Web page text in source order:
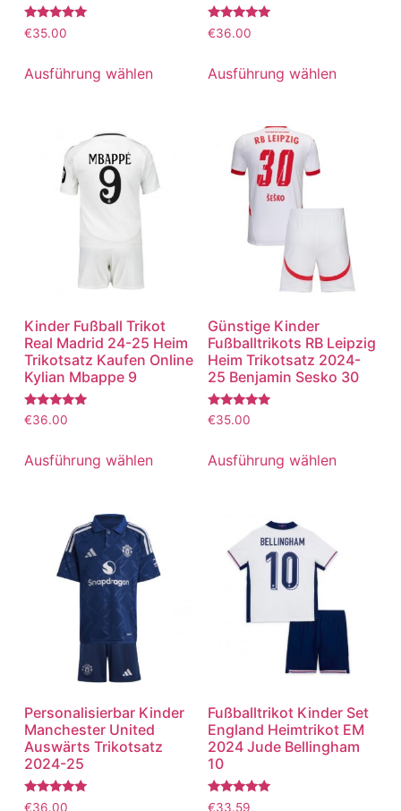
Bewertet
mit
€35.00
Ausführung wählen
Bewertet
mit
€36.00
Ausführung wählen
Kinder Fußball Trikot
Real Madrid 24-25 Heim
Trikotsatz Kaufen Online
Kylian Mbappe 9
Bewertet
mit
von 5
€36.00
Ausführung wählen
Günstige Kinder
Fußballtrikots RB Leipzig
Heim Trikotsatz 2024-
25 Benjamin Sesko 30
Bewertet
mit
von 5
€35.00
Ausführung wählen
Personalisierbar Kinder
Manchester United
Auswärts Trikotsatz
2024-25
Bewertet
€36.00
Fußballtrikot Kinder Set
England Heimtrikot EM
2024 Jude Bellingham
10
Bewertet
€33.59